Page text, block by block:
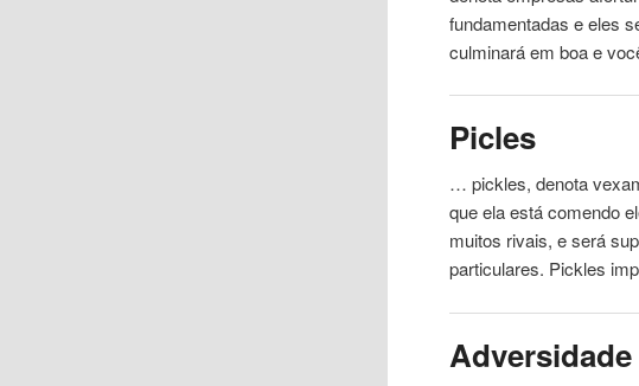
fundamentadas e eles
culminará em boa e
Picles
… pickles, denota
que ela estácomendo
muitos rivais, e será
particulares. Pickles
Adversidade